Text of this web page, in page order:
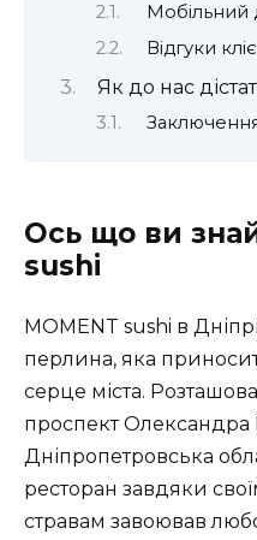
Мобільний
Відгуки
Як до нас
Ось що ви
sushi
MOMENT sushi в
перлина, яка
серце міста.
проспект Олександра
Дніпропетровська
ресторан завдяки
стравам завоював